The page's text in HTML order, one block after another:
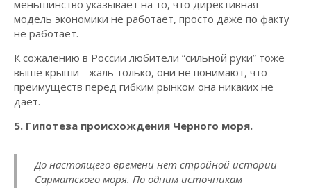
меньшинство указывает на то, что директивная
модель экономики не работает, просто даже по факту
не работает.
К сожалению в России любители “сильной руки” тоже
выше крыши - жаль только, они не понимают, что
преимуществ перед гибким рынком она никаких не
дает.
5. Гипотеза происхождения Черного моря.
До настоящего времени нет стройной истории
Сарматского моря. По одним источникам